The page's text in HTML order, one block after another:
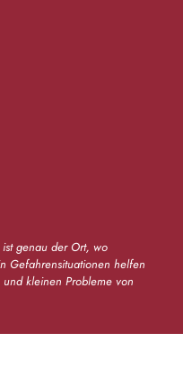
genau der Ort, wo
Gefahrensituationen helfen
kleinen Probleme von